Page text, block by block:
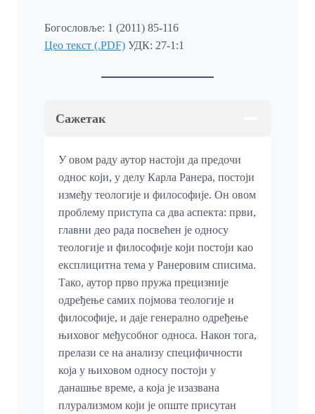
Богословље: 1 (2011) 85-116
Цео текст (.PDF) УДК: 27-1:1
Сажетак
У овом раду аутор настоји да предочи
однос који, у делу Карла Ранера, постоји
између теологије и философије. Он овом
проблему приступа са два аспекта: први,
главни део рада посвећен је односу
теологије и философије који постоји као
експлицитна тема у Ранеровим списима.
Тако, аутор прво пружа прецизније
одређење самих појмова теологије и
философије, и даје генерално одређење
њиховог међусобног односа. Након тога,
прелази се на анализу специфичности
која у њиховом односу постоји у
данашње време, а која је изазвана
плурализмом који је опште присутан